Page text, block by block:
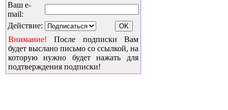
Ваш e-
mail:
Действие:
Внимание! После подписки Вам
будет выслано письмо со ссылкой, на
которую нужно будет нажать для
подтверждения подписки!